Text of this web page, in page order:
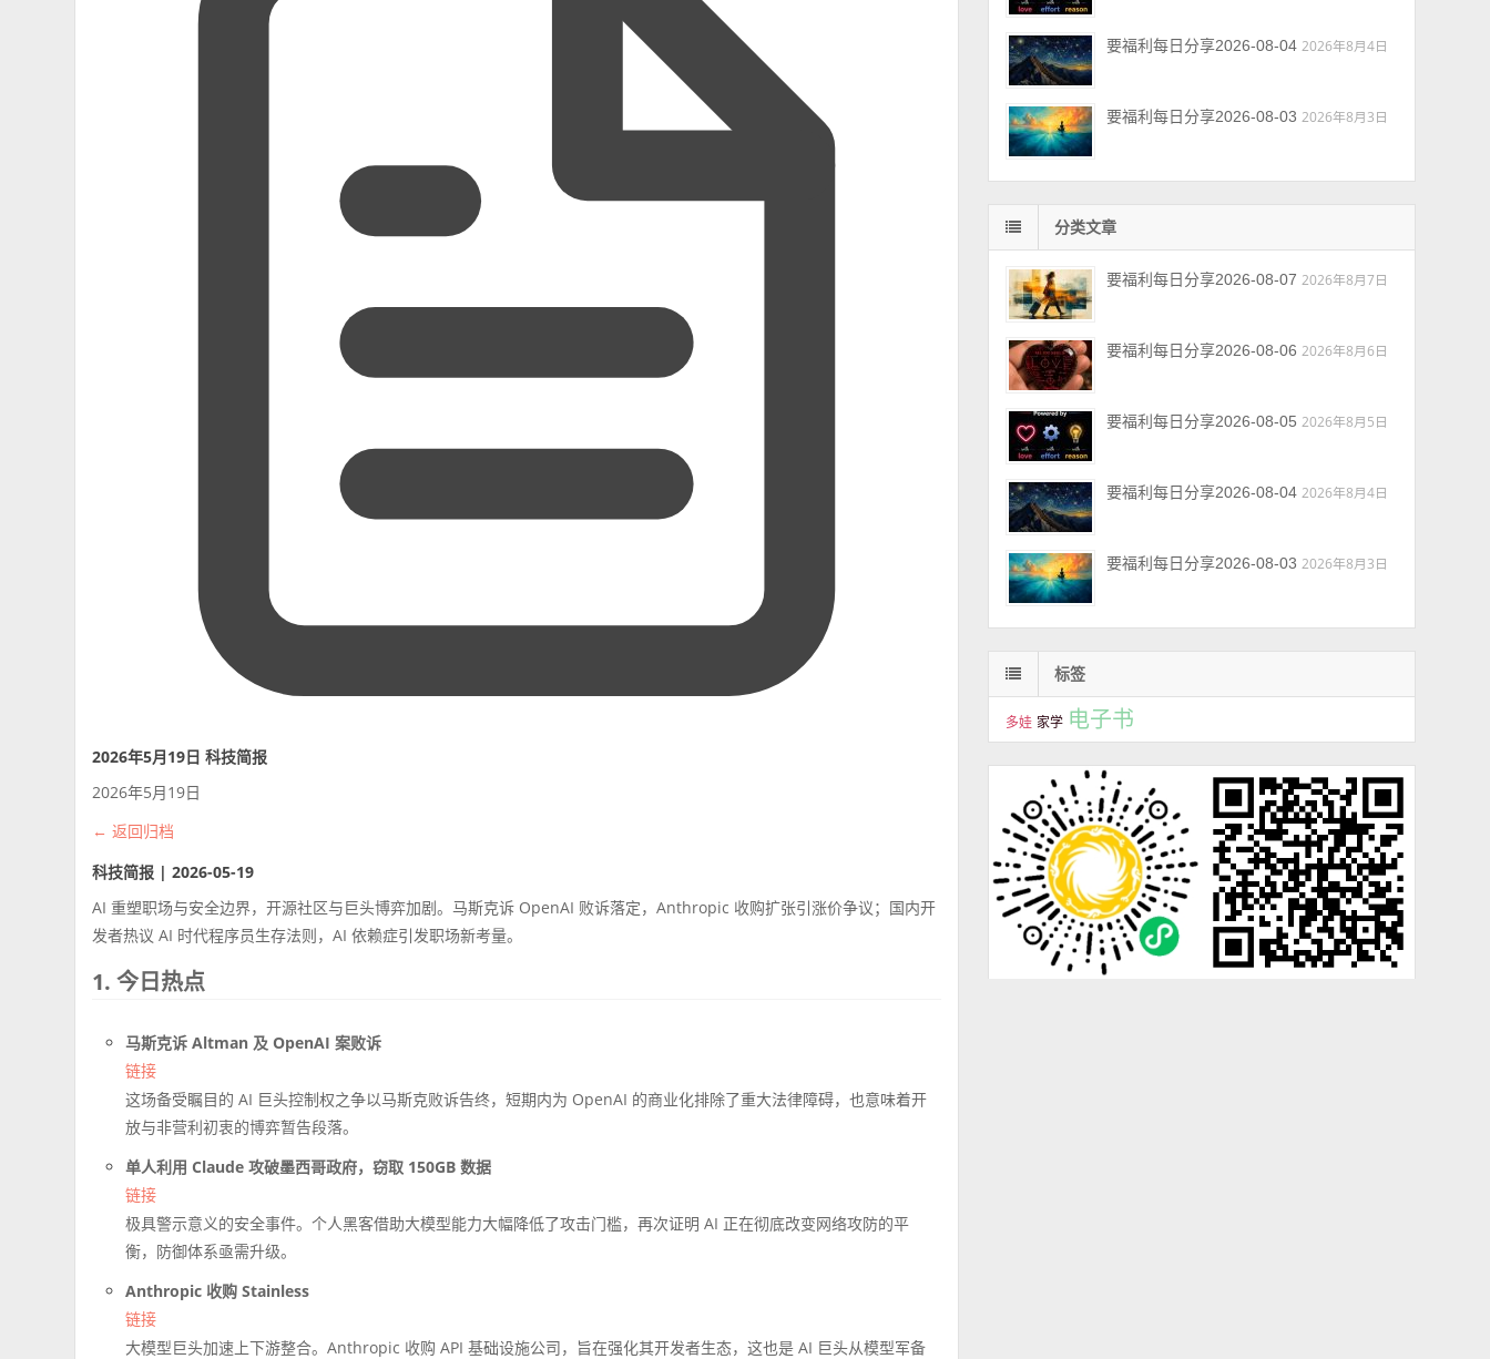
2026年5月19日 科技简报
2026年5月19日
← 返回归档
科技简报 | 2026-05-19
AI 重塑职场与安全边界，开源社区与巨头博弈加剧。马斯克诉 OpenAI 败诉落定，Anthropic 收购扩张引涨价争议；国内开
发者热议 AI 时代程序员生存法则，AI 依赖症引发职场新考量。
1. 今日热点
马斯克诉 Altman 及 OpenAI 案败诉
链接
这场备受瞩目的 AI 巨头控制权之争以马斯克败诉告终，短期内为 OpenAI 的商业化排除了重大法律障碍，也意味着开
放与非营利初衷的博弈暂告段落。
单人利用 Claude 攻破墨西哥政府，窃取 150GB 数据
链接
极具警示意义的安全事件。个人黑客借助大模型能力大幅降低了攻击门槛，再次证明 AI 正在彻底改变网络攻防的平
衡，防御体系亟需升级。
Anthropic 收购 Stainless
链接
大模型巨头加速上下游整合。Anthropic 收购 API 基础设施公司，旨在强化其开发者生态，这也是 AI 巨头从模型军备
要福利每日分享2026-08-04 2026年8月4日
要福利每日分享2026-08-03 2026年8月3日
分类文章
要福利每日分享2026-08-07 2026年8月7日
要福利每日分享2026-08-06 2026年8月6日
要福利每日分享2026-08-05 2026年8月5日
要福利每日分享2026-08-04 2026年8月4日
要福利每日分享2026-08-03 2026年8月3日
标签
多娃 家学 电子书